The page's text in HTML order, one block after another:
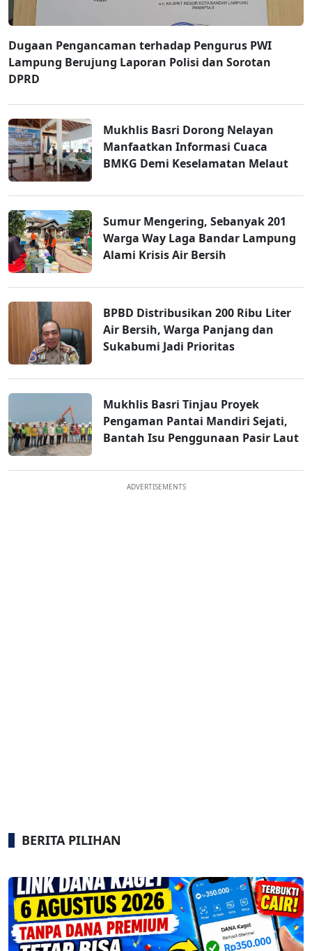
Dugaan Pengancaman terhadap Pengurus PWI
Lampung Berujung Laporan Polisi dan Sorotan
DPRD
Mukhlis Basri Dorong Nelayan
Manfaatkan Informasi Cuaca
BMKG Demi Keselamatan Melaut
Sumur Mengering, Sebanyak 201
Warga Way Laga Bandar Lampung
Alami Krisis Air Bersih
BPBD Distribusikan 200 Ribu Liter
Air Bersih, Warga Panjang dan
Sukabumi Jadi Prioritas
Mukhlis Basri Tinjau Proyek
Pengaman Pantai Mandiri Sejati,
Bantah Isu Penggunaan Pasir Laut
ADVERTISEMENTS
BERITA PILIHAN